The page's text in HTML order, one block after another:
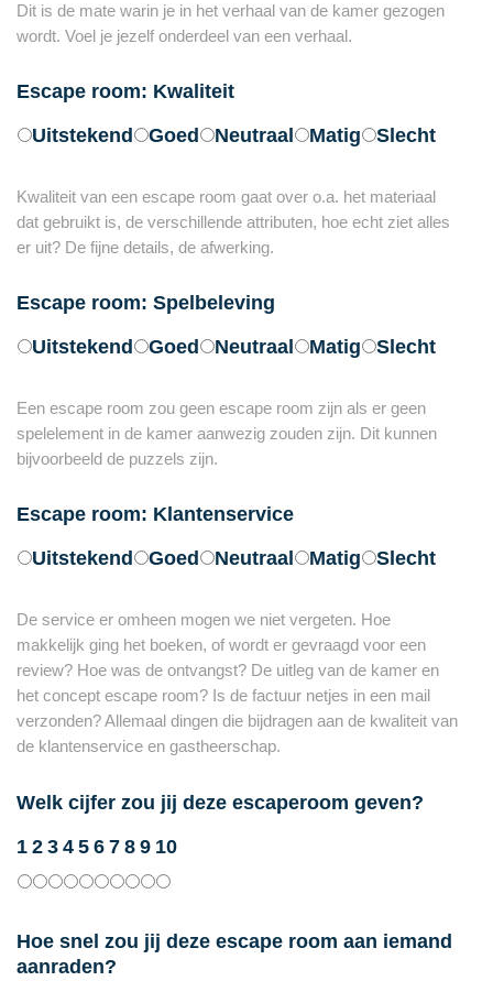
Dit is de mate warin je in het verhaal van de kamer gezogen
wordt. Voel je jezelf onderdeel van een verhaal.
Escape room: Kwaliteit
Uitstekend
Goed Neutraal Matig Slecht
Kwaliteit van een escape room gaat over o.a. het materiaal
dat gebruikt is, de verschillende attributen, hoe echt ziet alles
er uit? De fijne details, de afwerking.
Escape room: Spelbeleving
Uitstekend
Goed Neutraal Matig Slecht
Een escape room zou geen escape room zijn als er geen
spelelement in de kamer aanwezig zouden zijn. Dit kunnen
bijvoorbeeld de puzzels zijn.
Escape room: Klantenservice
Uitstekend
Goed Neutraal Matig Slecht
De service er omheen mogen we niet vergeten. Hoe
makkelijk ging het boeken, of wordt er gevraagd voor een
review? Hoe was de ontvangst? De uitleg van de kamer en
het concept escape room? Is de factuur netjes in een mail
verzonden? Allemaal dingen die bijdragen aan de kwaliteit van
de klantenservice en gastheerschap.
Welk cijfer zou jij deze escaperoom geven?
1 2 3 4 5 6 7 8 9 10
Hoe snel zou jij deze escape room aan iemand
aanraden?